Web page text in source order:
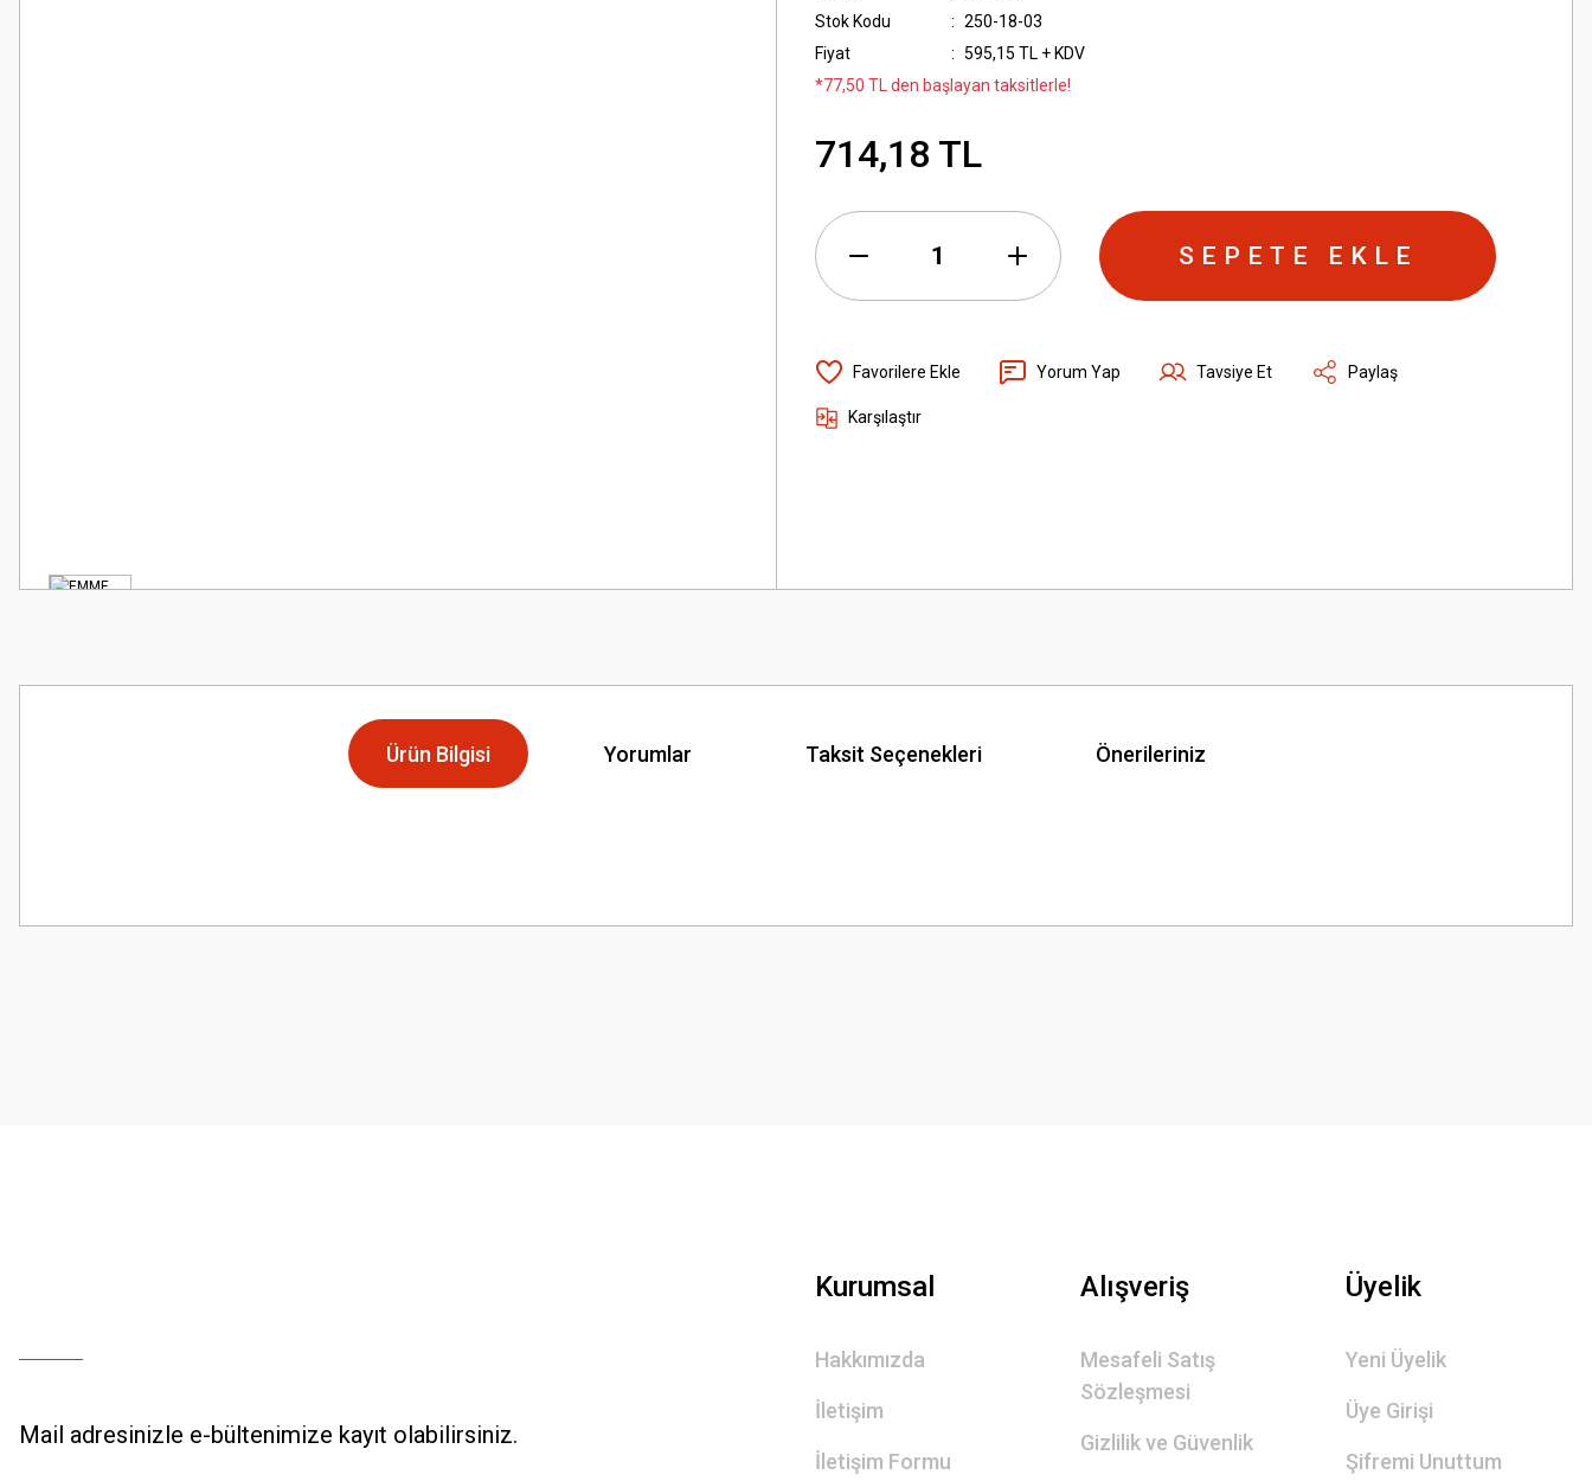
Stok Kodu
250-18-03
Fiyat
595,15 TL + KDV
*77,50 TL den başlayan taksitlerle!
714,18 TL
SEPETE EKLE
Yorum Yap Tavsiye Et Paylaş
Karşılaştır
Ürün Bilgisi Yorumlar Taksit Seçenekleri Önerileriniz
Görüş ve önerileriniz için teşekkür ederiz.
Mail adresinizle e-bültenimize kayıt olabilirsiniz.
Kurumsal
Hakkımızda
İletişim
İletişim Formu
Alışveriş
Mesafeli Satış
Sözleşmesi
Gizlilik ve Güvenlik
Üyelik
Yeni Üyelik
Üye Girişi
Şifremi Unuttum